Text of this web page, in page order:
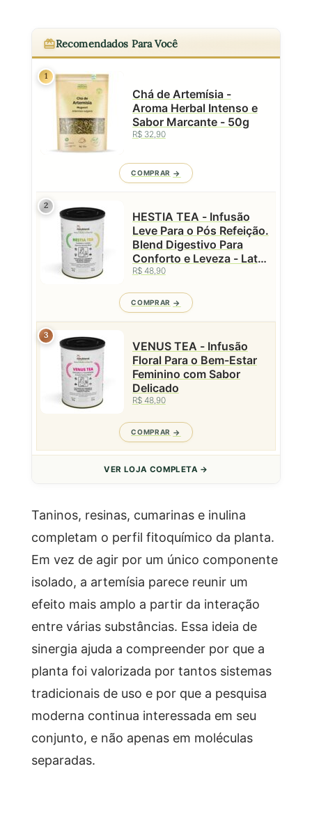
Recomendados Para Você
1
Chá de Artemísia -
Aroma Herbal Intenso e
Sabor Marcante - 50g
R$ 32,90
COMPRAR
2
HESTIA TEA - Infusão
Leve Para o Pós Refeição.
Blend Digestivo Para
Conforto e Leveza - Lata
- 50g
R$ 48,90
COMPRAR
3
VENUS TEA - Infusão
Floral Para o Bem-Estar
Feminino com Sabor
Delicado
R$ 48,90
COMPRAR
VER LOJA COMPLETA →
Taninos, resinas, cumarinas e inulina
completam o perfil fitoquímico da planta.
Em vez de agir por um único componente
isolado, a artemísia parece reunir um
efeito mais amplo a partir da interação
entre várias substâncias. Essa ideia de
sinergia ajuda a compreender por que a
planta foi valorizada por tantos sistemas
tradicionais de uso e por que a pesquisa
moderna continua interessada em seu
conjunto, e não apenas em moléculas
separadas.